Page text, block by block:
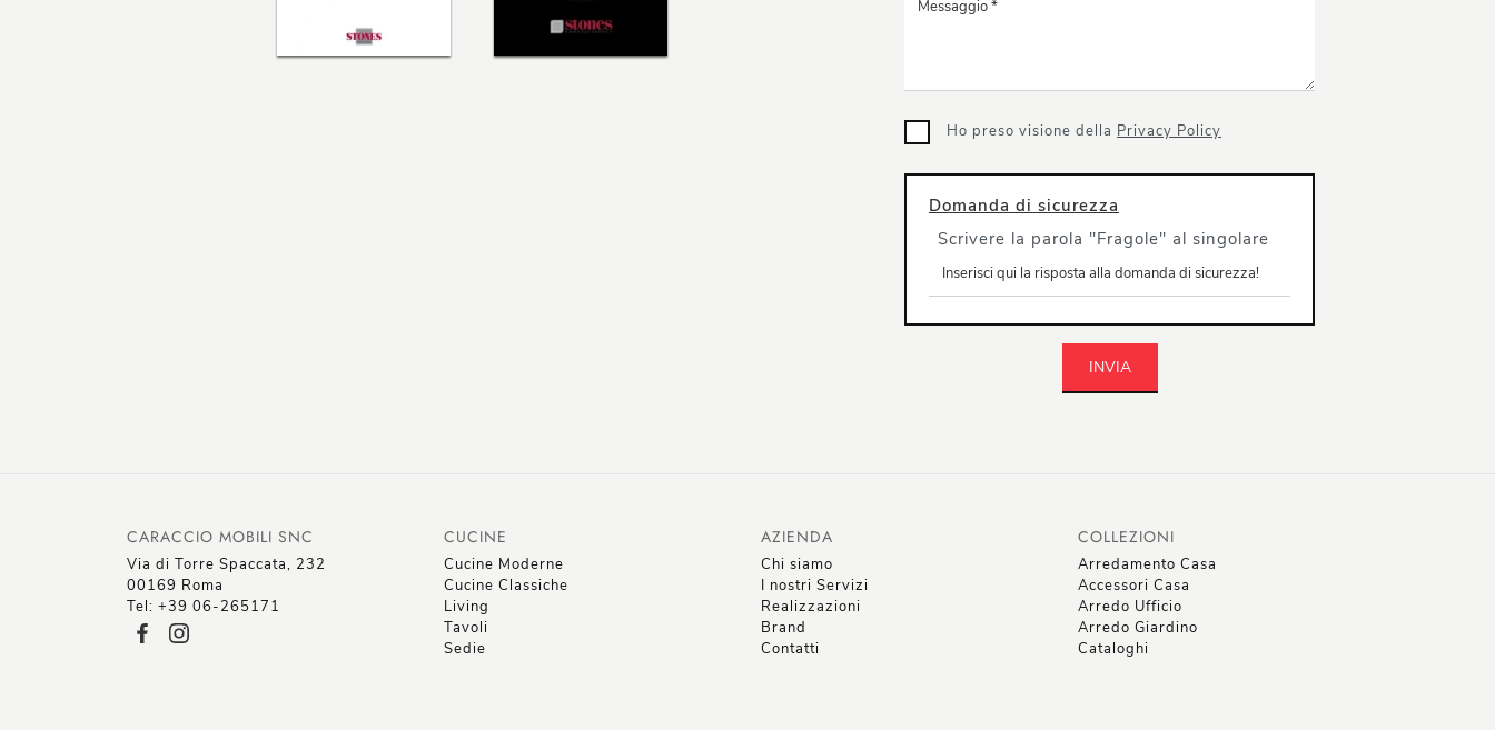
Ho preso visione della Privacy Policy
Domanda di sicurezza
Scrivere la parola "Fragole" al singolare
INVIA
CARACCIO MOBILI SNC
Via di Torre Spaccata, 232
00169 Roma
Tel: +39 06-265171
CUCINE
Cucine Moderne
Cucine Classiche
Living
Tavoli
Sedie
AZIENDA
Chi siamo
I nostri Servizi
Realizzazioni
Brand
Contatti
COLLEZIONI
Arredamento Casa
Accessori Casa
Arredo Ufficio
Arredo Giardino
Cataloghi